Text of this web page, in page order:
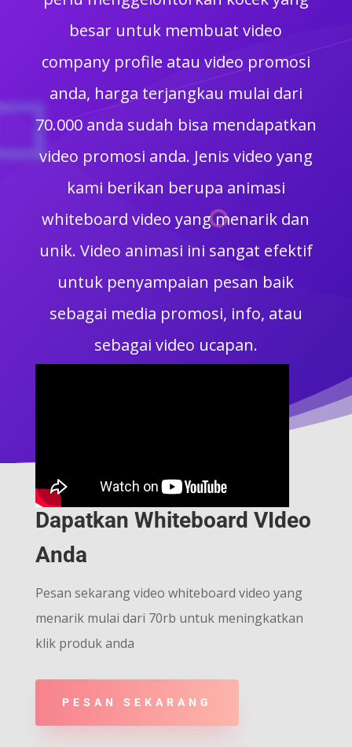
besar untuk membuat video
company profile atau video promosi
anda, harga terjangkau mulai dari
70.000 anda sudah bisa mendapatkan
video promosi anda. Jenis video yang
kami berikan berupa animasi
whiteboard video yang menarik dan
unik. Video animasi ini sangat efektif
untuk penyampaian pesan baik
sebagai media promosi, info, atau
sebagai video ucapan.
Dapatkan Whiteboard VIdeo
Anda
Pesan sekarang video whiteboard video yang
menarik mulai dari 70rb untuk meningkatkan
klik produk anda
PESAN SEKARANG